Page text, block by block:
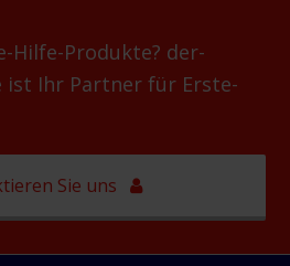
Hilfe-Produkte? der-
ist Ihr Partner für Erste-
Sie uns